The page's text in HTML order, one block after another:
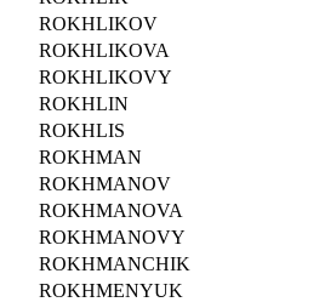
ROKHLIKOV
ROKHLIKOVA
ROKHLIKOVY
ROKHLIN
ROKHLIS
ROKHMAN
ROKHMANOV
ROKHMANOVA
ROKHMANOVY
ROKHMANCHIK
ROKHMENYUK